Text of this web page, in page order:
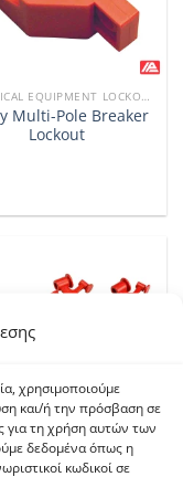
χρησιμοποιούμε
και/ή την πρόσβαση σε
για τη χρήση αυτών των
δεδομένα όπως η
κωδικοί σε
Multi-Pole Breaker
Lockout